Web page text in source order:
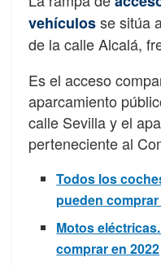
vehículosse sitúa
de la calle Alcalá,
Es el acceso
aparcamiento
calle Sevilla y el
perteneciente al
Todos los
pueden comprar
Motos
comprar en 2022